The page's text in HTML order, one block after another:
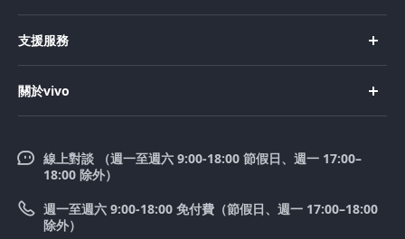
X200 Pro
X200
X200 FE
V50 Lite 5G
V50
購買手機
購買配件
支援服務
服務中心
Funtouch OS
零配件價格查詢
關於vivo
新聞中心
法律聲明
線上對談 （週一至週六 9:00-18:00 節假日、週一 17:00–
18:00 除外）
週一至週六 9:00-18:00 免付費（節假日、週一 17:00–18:00
除外）